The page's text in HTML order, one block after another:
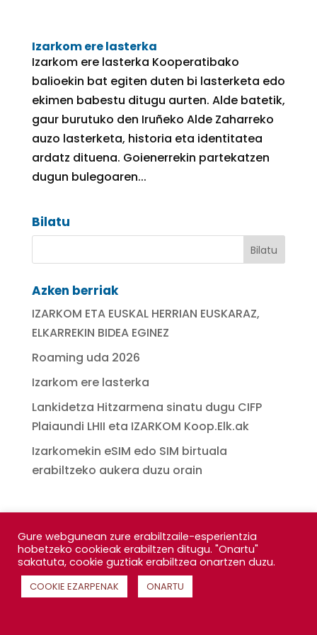
Izarkom ere lasterka
Izarkom ere lasterka Kooperatibako
balioekin bat egiten duten bi lasterketa edo
ekimen babestu ditugu aurten. Alde batetik,
gaur burutuko den Iruñeko Alde Zaharreko
auzo lasterketa, historia eta identitatea
ardatz dituena. Goienerrekin partekatzen
dugun bulegoaren...
Bilatu
Azken berriak
IZARKOM ETA EUSKAL HERRIAN EUSKARAZ,
ELKARREKIN BIDEA EGINEZ
Roaming uda 2026
Izarkom ere lasterka
Lankidetza Hitzarmena sinatu dugu CIFP
Plaiaundi LHII eta IZARKOM Koop.Elk.ak
Izarkomekin eSIM edo SIM birtuala
erabiltzeko aukera duzu orain
Gure webgunean zure erabiltzaile-esperientzia
hobetzeko cookieak erabiltzen ditugu. "Onartu"
sakatuta, cookie guztiak erabiltzea onartzen duzu.
COOKIE EZARPENAK ONARTU